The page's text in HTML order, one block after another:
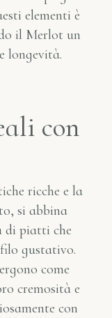
elementi è
il Merlot un
longevità.
con
ricche e la
si abbina
di piatti che
gustativo.
come
cremosità e
con